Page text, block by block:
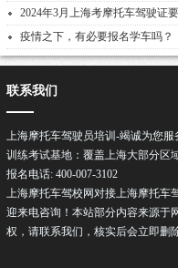
2024年3月上海考摩托车驾驶证
疫情之下，有必要报名学车吗？
联系我们
上海摩托车驾驶员培训-竭诚为您服
训练考试基地：覆盖上海大部分区域
报名电话: 400-007-3102
上海摩托车驾校网对接上海摩托车
迎来电咨询！本站部分内容来源于
权，请联系我们，核实后会立即删除